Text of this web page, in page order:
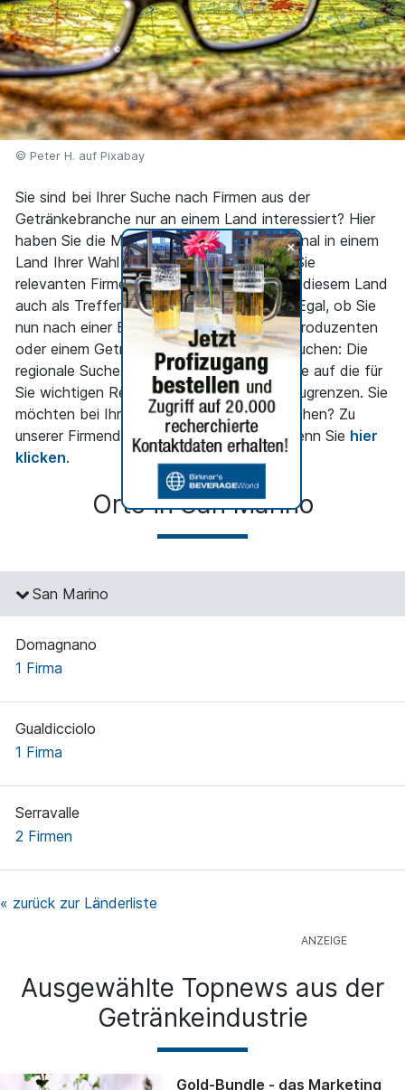
+
© Peter H. auf Pixabay
Sie sind bei Ihrer Suche nach Firmen aus der
Getränkebranche nur an einem Land interessiert? Hier
haben Sie die Möglichkeit, gezielt nur regional in einem
Land Ihrer Wahl zu suchen und nur die für Sie
relevanten Firmen der Getränkeindustrie in diesem Land
auch als Treffer angezeigt zu bekommen. Egal, ob Sie
nun nach einer Brauerei, einem Fruchtsaftproduzenten
oder einem Getränkemaschinenhersteller suchen: Die
regionale Suche ermöglicht Ihnen, die Suche auf die für
Sie wichtigen Regionen entsprechend einzugrenzen. Sie
möchten bei Ihrer Suche mehr ins Detail gehen? Zu
unserer Firmendetailsuche gelangen Sie, wenn Sie hier
klicken.
Orte in San Marino
San Marino
Domagnano
1 Firma
Gualdicciolo
1 Firma
Serravalle
2 Firmen
« zurück zur Länderliste
Ausgewählte Topnews aus der
Getränkeindustrie
Gold-Bundle - das Marketing